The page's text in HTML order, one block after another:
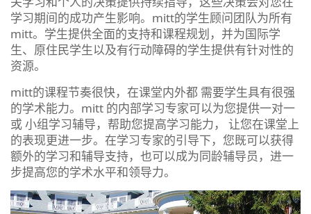
学习期间的成功产生影响。mitt的学生顾问团队为所有
mitt。学生提供全面的支持和课程规划，并为国际学
生、原住民学生以及有行动障碍的学生提供有针对性的
资源。
mitt的课程节奏很快，在课堂内外都 需要学生具有很强
的学术能力。mitt 的内部学习专家可以为您提供一对一
或 小组学习辅导，帮助您提高学习能力， 让您在课堂上
的表现更进一步。在学习专家的引导下，您既可以获得
额外的学习和辅导支持，也可以成为同龄辅导员，进一
步提高您的学术水平和领导力。